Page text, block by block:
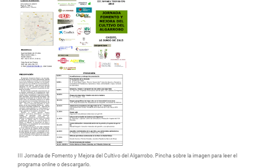
III Jornada de Fomento y Mejora del Cultivo del Algarrobo. Pincha sobre la imagen para leer el
programa online o descargarlo.